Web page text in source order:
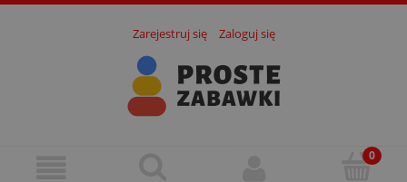
Zarejestruj się Zaloguj się